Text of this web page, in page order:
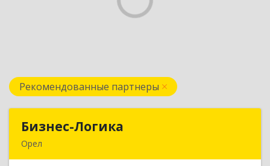
Рекомендованные партнеры
Бизнес-Логика
Орел